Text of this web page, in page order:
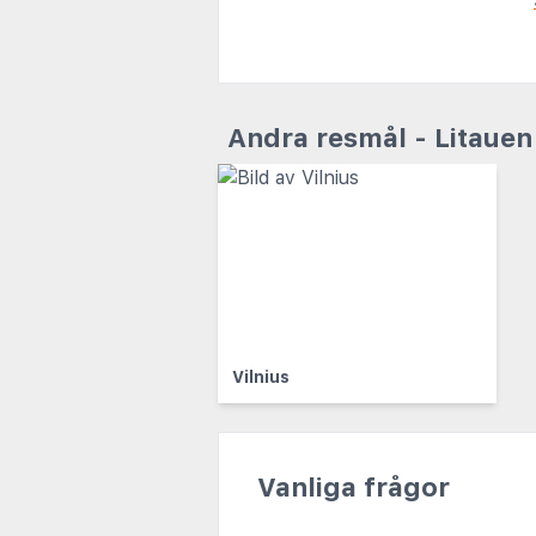
Andra resmål - Litauen
Vilnius
Vanliga frågor